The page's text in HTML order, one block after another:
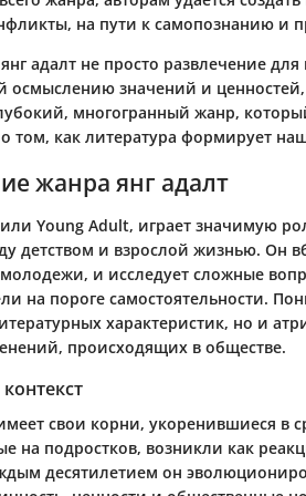
на пути к самопознанию и
адалт не просто развлечение
осмыслению значений и
многогранный жанр,
том, как литература формирует
жанра янг адалт
Young Adult, играет значимую
детством и взрослой жизнью. Он
и исследует сложные
на пороге самостоятельности.
характеристик, но и
происходящих в обществе.
свои корни, укоренившиеся в
на подростков, возникли как
десятилетием он